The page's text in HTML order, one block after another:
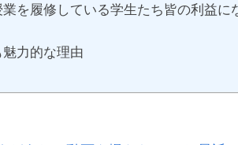
を履修している学生たち皆の利益に
力的な理由